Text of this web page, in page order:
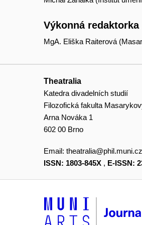
Výkonná redaktorka
MgA. Eliška Raiterová
Theatralia
Katedra divadelních studií
Filozofická fakulta
Arna Nováka 1
602 00 Brno
Email: theatralia@phil.muni.cz
ISSN: 1803-845X , E-ISSN: